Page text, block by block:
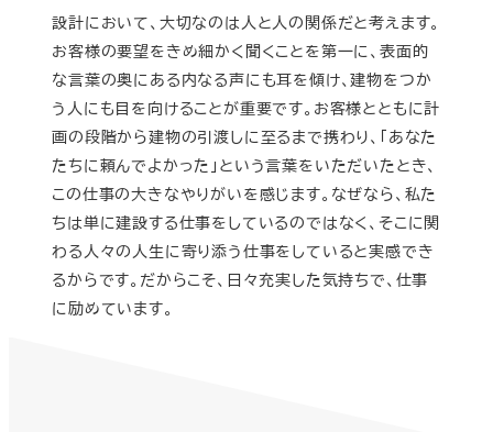
設計において、大切なのは人と人の関係だと考えます。
お客様の要望をきめ細かく聞くことを第一に、表面的
な言葉の奥にある内なる声にも耳を傾け、建物をつか
う人にも目を向けることが重要です。お客様とともに計
画の段階から建物の引渡しに至るまで携わり、「あなた
たちに頼んでよかった」という言葉をいただいたとき、
この仕事の大きなやりがいを感じます。なぜなら、私た
ちは単に建設する仕事をしているのではなく、そこに関
わる人々の人生に寄り添う仕事をしていると実感でき
るからです。だからこそ、日々充実した気持ちで、仕事
に励めています。